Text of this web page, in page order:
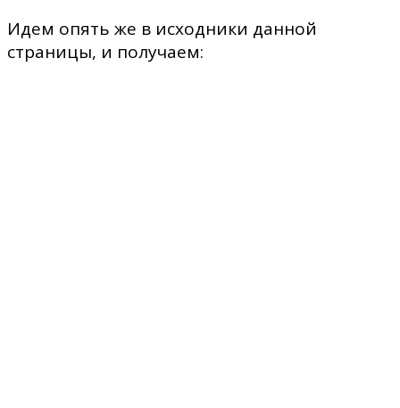
Идем опять же в исходники данной
страницы, и получаем: